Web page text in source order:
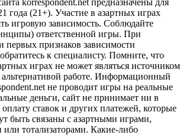
korrespondent.net предназначены для
года (21+). Участие в азартных играх
игровую зависимость. Соблюдайте
ответственной игры. При
первых признаков зависимости
к специалисту. Помните, что
играх не может являться источником
альтернативой работе. Информационный
не проводит игры на реальные
деньги, сайт не принимает ни в
ставок и других платежей, которые
быть связаны с азартными играми,
или тотализаторами. Какие-либо